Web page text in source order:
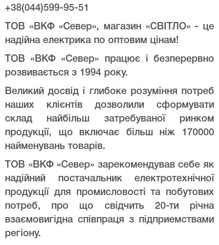
+38(044)599-95-51
ТОВ «ВКФ «Север», магазин «СВІТЛО» - це
надійна електрика по оптовим цінам!
ТОВ «ВКФ «Север» працює і безперервно
розвивається з 1994 року.
Великий досвід і глибоке розуміння потреб
наших клієнтів дозволили сформувати
склад найбільш затребуваної ринком
продукції, що включає більш ніж 170000
найменувань товарів.
ТОВ «ВКФ «Север» зарекомендував себе як
надійний постачальник електротехнічної
продукції для промисловості та побутових
потреб, про що свідчить 20-ти річна
взаємовигідна співпраця з підприемствами
регіону.